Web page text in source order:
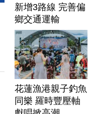
新增3路線 完善偏
鄉交通運輸
花蓮漁港親子釣魚
同樂 羅時豐壓軸